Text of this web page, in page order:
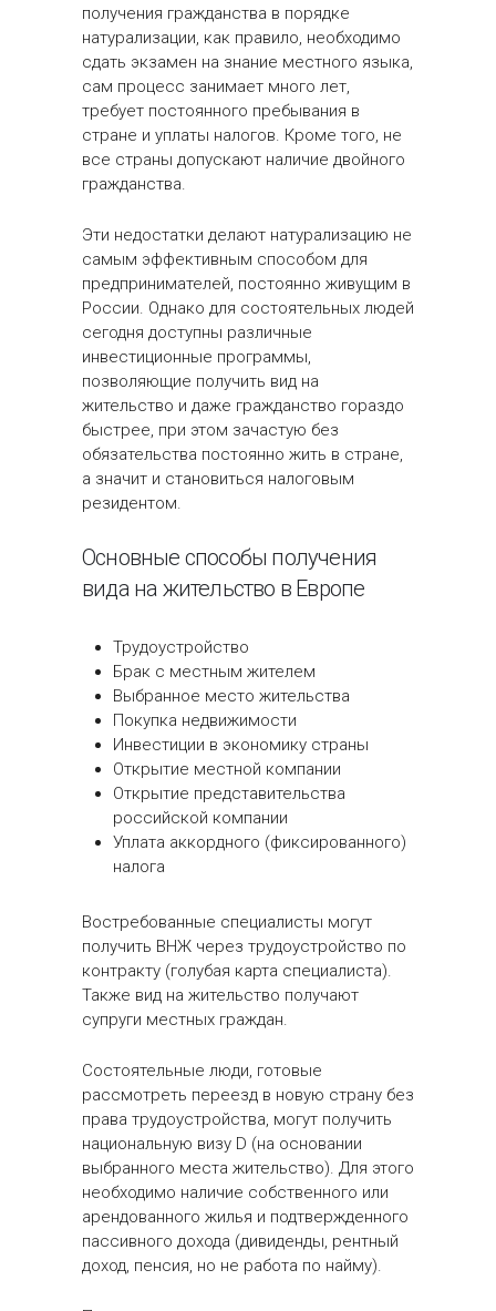
получения гражданства в порядке
натурализации, как правило, необходимо
сдать экзамен на знание местного языка,
сам процесс занимает много лет,
требует постоянного пребывания в
стране и уплаты налогов. Кроме того, не
все страны допускают наличие двойного
гражданства.
Эти недостатки делают натурализацию не
самым эффективным способом для
предпринимателей, постоянно живущим в
России. Однако для состоятельных людей
сегодня доступны различные
инвестиционные программы,
позволяющие получить вид на
жительство и даже гражданство гораздо
быстрее, при этом зачастую без
обязательства постоянно жить в стране,
а значит и становиться налоговым
резидентом.
Основные способы получения
вида на жительство в Европе
Трудоустройство
Брак с местным жителем
Выбранное место жительства
Покупка недвижимости
Инвестиции в экономику страны
Открытие местной компании
Открытие представительства
российской компании
Уплата аккордного (фиксированного)
налога
Востребованные специалисты могут
получить ВНЖ через трудоустройство по
контракту (голубая карта специалиста).
Также вид на жительство получают
супруги местных граждан.
Состоятельные люди, готовые
рассмотреть переезд в новую страну без
права трудоустройства, могут получить
национальную визу D (на основании
выбранного места жительство). Для этого
необходимо наличие собственного или
арендованного жилья и подтвержденного
пассивного дохода (дивиденды, рентный
доход, пенсия, но не работа по найму).